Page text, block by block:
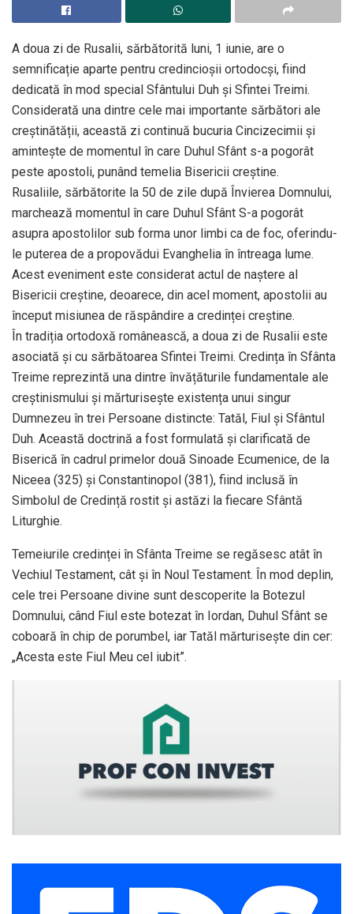
A doua zi de Rusalii, sărbătorită luni, 1 iunie, are o
semnificație aparte pentru credincioșii ortodocși, fiind
dedicată în mod special Sfântului Duh și Sfintei Treimi.
Considerată una dintre cele mai importante sărbători ale
creștinătății, această zi continuă bucuria Cincizecimii și
amintește de momentul în care Duhul Sfânt s-a pogorât
peste apostoli, punând temelia Bisericii creștine.
Rusaliile, sărbătorite la 50 de zile după Învierea Domnului,
marchează momentul în care Duhul Sfânt S-a pogorât
asupra apostolilor sub forma unor limbi ca de foc, oferindu-
le puterea de a propovădui Evanghelia în întreaga lume.
Acest eveniment este considerat actul de naștere al
Bisericii creștine, deoarece, din acel moment, apostolii au
început misiunea de răspândire a credinței creștine.
În tradiția ortodoxă românească, a doua zi de Rusalii este
asociată și cu sărbătoarea Sfintei Treimi. Credința în Sfânta
Treime reprezintă una dintre învățăturile fundamentale ale
creștinismului și mărturisește existența unui singur
Dumnezeu în trei Persoane distincte: Tatăl, Fiul și Sfântul
Duh. Această doctrină a fost formulată și clarificată de
Biserică în cadrul primelor două Sinoade Ecumenice, de la
Niceea (325) și Constantinopol (381), fiind inclusă în
Simbolul de Credință rostit și astăzi la fiecare Sfântă
Liturghie.
Temeiurile credinței în Sfânta Treime se regăsesc atât în
Vechiul Testament, cât și în Noul Testament. În mod deplin,
cele trei Persoane divine sunt descoperite la Botezul
Domnului, când Fiul este botezat în Iordan, Duhul Sfânt se
coboară în chip de porumbel, iar Tatăl mărturisește din cer:
„Acesta este Fiul Meu cel iubit”.